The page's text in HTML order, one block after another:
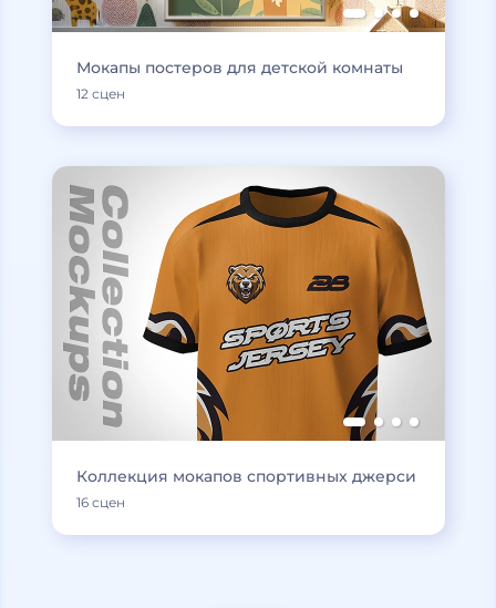
Мокапы постеров для детской комнаты
12 сцен
Коллекция мокапов спортивных джерси
16 сцен